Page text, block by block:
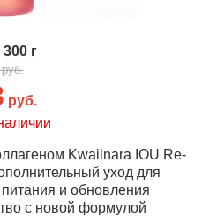
300 г
руб.
Kwailnara IOU Re-
уход для
и обновления
с новой формулой